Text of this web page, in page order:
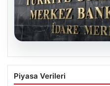
08.08.2026
Merkez Bankası
Ekonomistlerin
Piyasa Verileri